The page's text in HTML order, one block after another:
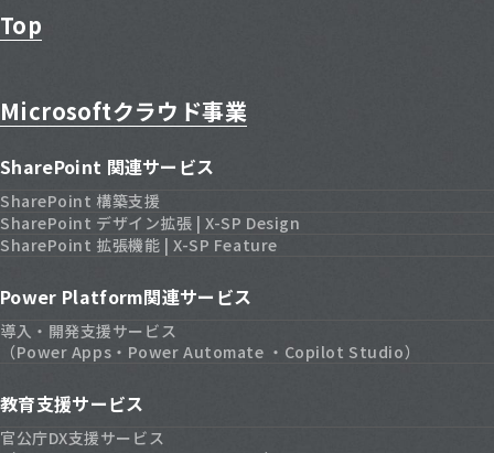
Top
Microsoftクラウド事業
SharePoint 関連サービス
SharePoint 構築支援
SharePoint デザイン拡張 | X-SP Design
SharePoint 拡張機能 | X-SP Feature
Power Platform関連サービス
導入・開発支援サービス
（Power Apps・Power Automate ・Copilot Studio）
教育支援サービス
官公庁DX支援サービス